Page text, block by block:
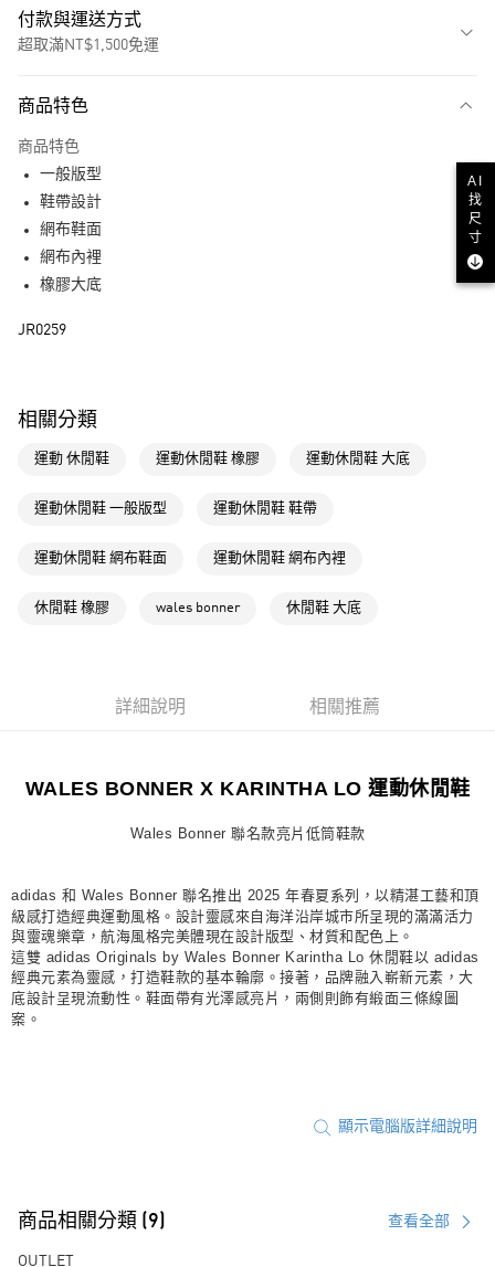
付款與運送方式
超取滿NT$1,500免運
LINE Pay
全家取貨付款
付款後全家取貨
每筆NT$80，滿NT$1,500(含以上)免運費
付款後萊爾富取貨
7-11取貨付款
每筆NT$80，滿NT$1,500(含以上)免運費
每筆NT$80，滿NT$1,500(含以上)免運費
商品特色
商品特色
一般版型
鞋帶設計
網布鞋面
網布內裡
橡膠大底
JR0259
相關分類
運動 休閒鞋 運動休閒鞋 橡膠 運動休閒鞋 大底
運動休閒鞋 一般版型 運動休閒鞋 鞋帶
運動休閒鞋 網布鞋面 運動休閒鞋 網布內裡
休閒鞋 橡膠 wales bonner 休閒鞋 大底
詳細說明 相關推薦
WALES BONNER X KARINTHA LO 運動休閒鞋
Wales Bonner 聯名款亮片低筒鞋款
adidas 和 Wales Bonner 聯名推出 2025 年春夏系列，以精湛工藝和頂
級感打造經典運動風格。設計靈感來自海洋沿岸城市所呈現的滿滿活力
與靈魂樂章，航海風格完美體現在設計版型、材質和配色上。
這雙 adidas Originals by Wales Bonner Karintha Lo 休閒鞋以 adidas
經典元素為靈感，打造鞋款的基本輪廓。接著，品牌融入嶄新元素，大
底設計呈現流動性。鞋面帶有光澤感亮片，兩側則飾有緞面三條線圖
案。
顯示電腦版詳細說明
商品相關分類 (9) 查看全部
OUTLET
AI
找
尺
寸